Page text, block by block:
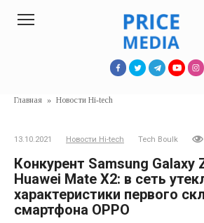
Главная » Новости Hi-tech
13.10.2021 Новости Hi-tech Tech Boulk
Конкурент Samsung Galaxy
Huawei Mate X2: в сеть
характеристики первого
смартфона OPPO